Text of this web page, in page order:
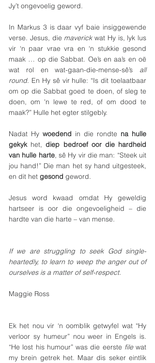
Jy’t ongevoelig geword.
In Markus 3 is daar vyf baie insiggewende
verse. Jesus, die maverick wat Hy is, lyk lus
vir ‘n paar vrae vra en ‘n stukkie gesond
maak … op die Sabbat. Oe’s en aa’s en oë
wat rol en wat-gaan-die-mense-sê’s all
round. En Hy sê vir hulle: “Is dit toelaatbaar
om op die Sabbat goed te doen, of sleg te
doen, om 'n lewe te red, of om dood te
maak?” Hulle het egter stilgebly.
Nadat Hy woedend in die rondte na hulle
gekyk het, diep bedroef oor die hardheid
van hulle harte, sê Hy vir die man: “Steek uit
jou hand!” Die man het sy hand uitgesteek,
en dit het gesond geword.
Jesus word kwaad omdat Hy geweldig
hartseer is oor die ongevoeligheid – die
hardte van die harte – van mense.
If we are struggling to seek God single-
heartedly, to learn to weep the anger out of
ourselves is a matter of self-respect.
Maggie Ross
Ek het nou vir ‘n oomblik getwyfel wat “Hy
verloor sy humeur” nou weer in Engels is.
“He lost his humour” was die eerste file wat
my brein getrek het. Maar dis seker eintlik